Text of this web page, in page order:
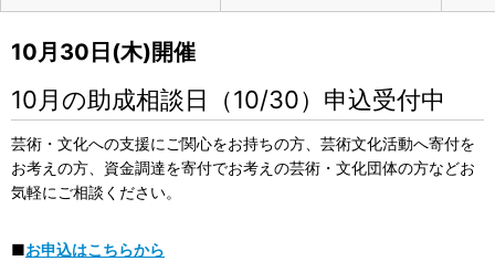
10月30日(木)開催
10月の助成相談日（10/30）申込受付中
芸術・文化への支援にご関心をお持ちの方、芸術文化活動へ寄付を
お考えの方、資金調達を寄付でお考えの芸術・文化団体の方などお
気軽にご相談ください。
■お申込はこちらから